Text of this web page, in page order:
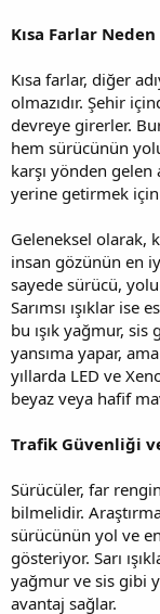
Kısa Farlar Neden
Kısa farlar, diğer
olmazıdır. Şehir
devreye girerler.
hem sürücünün
karşı yönden gelen
yerine getirmek için
Geleneksel olarak,
insan gözünün en
sayede sürücü,
Sarımsı ışıklar
bu ışık yağmur,
yansıma yapar,
yıllarda LED ve
beyaz veya hafif
Trafik Güvenliği
Sürücüler, far
bilmelidir.
sürücünün yol ve
gösteriyor. Sarı
yağmur ve sis gibi
avantaj sağlar.